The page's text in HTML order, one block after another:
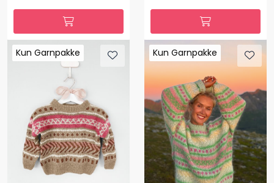
Kun Garnpakke
Kun Garnpakke Kun Garnpakke
Kun Garnpakke